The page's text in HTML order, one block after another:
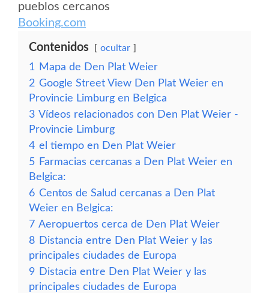
pueblos cercanos
Booking.com
Contenidos ocultar
1
Mapa de Den Plat Weier
2 Google Street View Den Plat Weier en
Provincie Limburg en Belgica
3 Vídeos relacionados con Den Plat Weier -
Provincie Limburg
4 el tiempo en Den Plat Weier
5 Farmacias cercanas a Den Plat Weier en
Belgica:
6 Centos de Salud cercanas a Den Plat
Weier en Belgica:
7 Aeropuertos cerca de Den Plat Weier
8 Distancia entre Den Plat Weier y las
principales ciudades de Europa
9 Distacia entre Den Plat Weier y las
principales ciudades de Europa